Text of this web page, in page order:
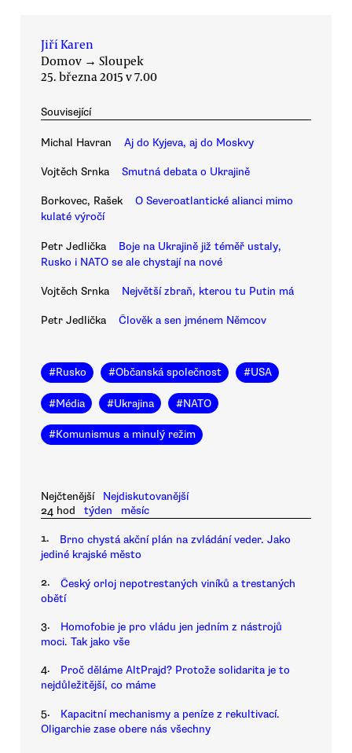
Jiří Karen
Domov → Sloupek
25. března 2015 v 7.00
Související
Michal Havran Aj do Kyjeva, aj do Moskvy
Vojtěch Srnka Smutná debata o Ukrajině
Borkovec, Rašek
O Severoatlantické alianci mimo
kulaté výročí
Petr Jedlička
Boje na Ukrajině již téměř ustaly,
Rusko i NATO se ale chystají na nové
Vojtěch Srnka Největší zbraň, kterou tu Putin má
Petr Jedlička Člověk a sen jménem Němcov
#Rusko #Občanská společnost #USA
#Média #Ukrajina #NATO
#Komunismus a minulý režim
Nejčtenější
Nejdiskutovanější
24 hod
týden měsíc
1.
Brno chystá akční plán na zvládání veder. Jako
jediné krajské město
2.
Český orloj nepotrestaných viníků a trestaných
obětí
3.
Homofobie je pro vládu jen jedním z nástrojů
moci. Tak jako vše
4.
Proč děláme AltPrajd? Protože solidarita je to
nejdůležitější, co máme
5.
Kapacitní mechanismy a peníze z rekultivací.
Oligarchie zase obere nás všechny